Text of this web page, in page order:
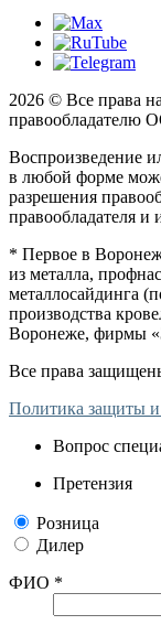
2026 © Все права
правообладателю
Воспроизведение
в любой форме
разрешения
правообладателя и
* Первое в
из металла,
металлосайдинга
производства
Воронеже, фирмы
Все права
Политика защиты
Вопрос
Претензия
Розница
Дилер
ФИО *